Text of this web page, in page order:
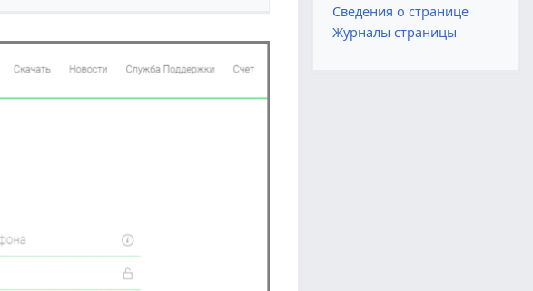
Сведения о странице
Журналы страницы